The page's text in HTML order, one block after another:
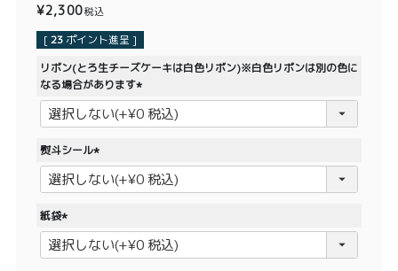
¥4,000〜¥5,999
読みもの
商品
ご利用ガイド
¥2,300税込
[23 ポイント進呈 ]
リボン(とろ生チーズケーキは白色リボン)※白色リボンは別の色に
なる場合があります
(
必
熨斗シール
(
必
紙袋
(
必